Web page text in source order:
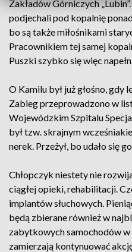
Zakładów Górniczych
podjechali pod kopalnię
bo są także miłośnikami
Pracownikiem tej samej
Puszki szybko się więc
O Kamilu był już głośno, gdy
Zabieg przeprowadzono w
Wojewódzkim Szpitalu
był tzw. skrajnym
nerek. Przeżył, bo udało się
Chłopczyk niestety nie
ciągłej opieki, rehabilitacji.
implantów słuchowych.
będą zbierane również w
zabytkowych samochodów
zamierzają kontynuować